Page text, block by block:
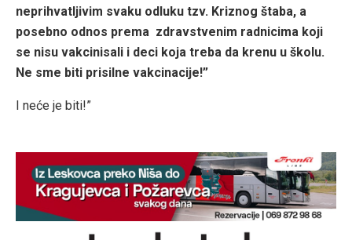
neprihvatljivim svaku odluku tzv. Kriznog štaba, a
posebno odnos prema zdravstvenim radnicima koji
se nisu vakcinisali i deci koja treba da krenu u školu.
Ne sme biti prisilne vakcinacije!”
I neće je biti!”